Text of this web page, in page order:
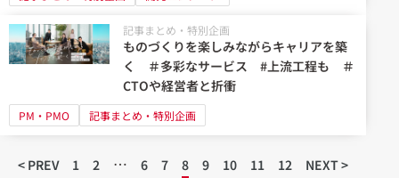
記事まとめ・特別企画
ものづくりを楽しみながらキャリアを築
く ＃多彩なサービス #上流工程も ＃
CTOや経営者と折衝
PM・PMO 記事まとめ・特別企画
< PREV 1 2 … 6 7 8 9 10 11 12 NEXT >